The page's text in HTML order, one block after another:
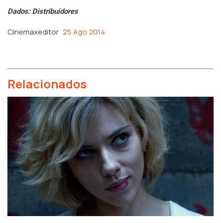
Dados: Distribuidores
Cinemaxeditor 25 Ago 2014
Relacionados